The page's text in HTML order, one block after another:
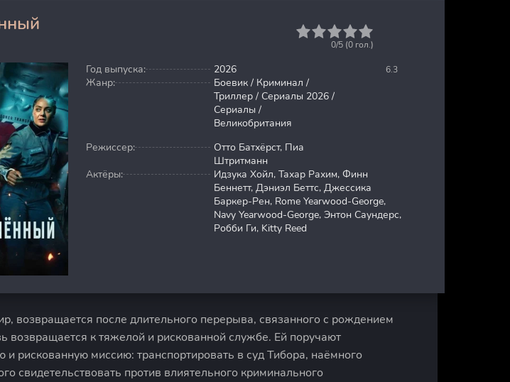
6.3
0/5 (0 гол.)
Год выпуска:
2026
Жанр:
Боевик / Криминал /
Триллер / Сериалы 2026 /
Сериалы /
Великобритания
Режиссер:
Отто Батхёрст, Пиа
Штритманн
Актёры:
Идзука Хойл, Тахар Рахим, Финн
Беннетт, Дэниэл Беттс, Джессика
Баркер-Рен, Rome Yearwood-George,
Navy Yearwood-George, Энтон Саундерс,
Робби Ги, Kitty Reed
возвращается после длительного перерыва, связанного с рождением
возвращается к тяжелой и рискованной службе. Ей поручают
и рискованную миссию: транспортировать в суд Тибора, наёмного
свидетельствовать против влиятельного криминального